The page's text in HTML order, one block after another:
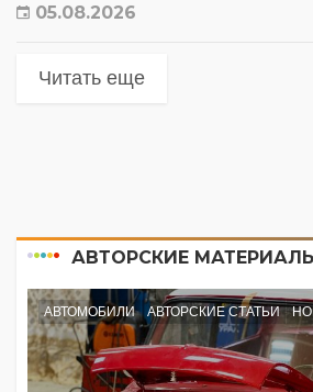
05.08.2026
Читать еще
АВТОРСКИЕ
АВТОМОБИЛИ АВТОРСКИЕ СТАТЬИ